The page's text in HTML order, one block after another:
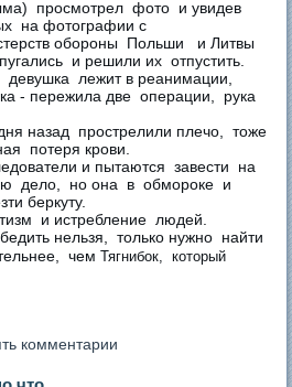
просмотрел фото и увидев
на фотографии с
обороны Польши и Литвы
и решили их отпустить.
девушка лежит в реанимации,
- пережила две операции, рука
назад прострелили плечо, тоже
потеря крови.
и пытаются завести на
дело, но она в обмороке и
беркуту.
и истребление людей.
нельзя, только нужно найти
чемТягнибок, который
комментарии